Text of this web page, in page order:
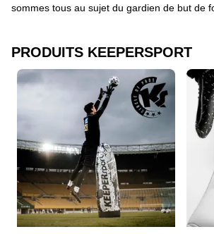
sommes tous au sujet du gardien de but de
PRODUITS KEEPERSPORT